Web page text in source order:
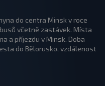
do centra Minsk v roce
včetně zastávek. Místa
a příjezdu v Minsk. Doba
do Bělorusko, vzdálenost